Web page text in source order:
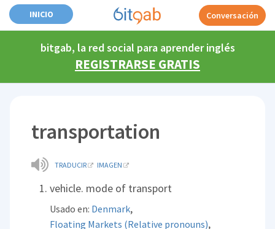
INICIO Conversación
bitgab, la red social para aprender inglés
REGISTRARSE GRATIS
transportation
TRADUCIR IMAGEN
vehicle. mode of transport
Usado en: Denmark,
Floating Markets (Relative pronouns),